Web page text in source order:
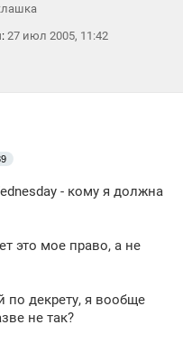
27 июл 2005, 11:42
- кому я должна
это мое право, а не
по декрету, я вообще
не так?